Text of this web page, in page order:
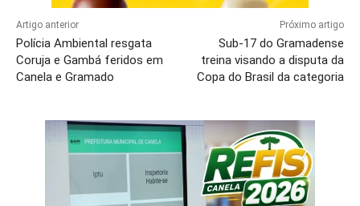
Artigo anterior
Polícia Ambiental resgata
Coruja e Gambá feridos em
Canela e Gramado
Próximo artigo
Sub-17 do Gramadense
treina visando a disputa da
Copa do Brasil da categoria